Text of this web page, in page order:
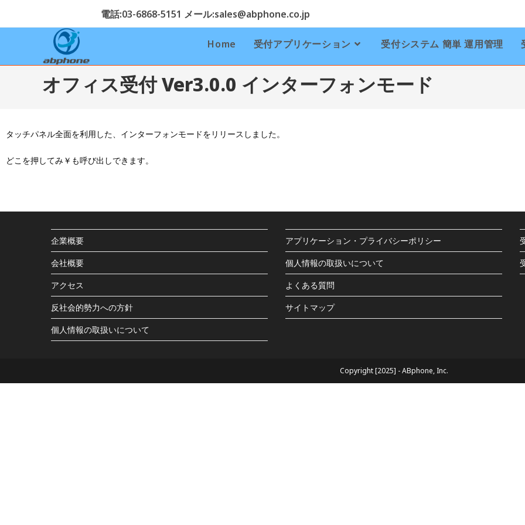
電話:03-6868-5151 メール:sales@abphone.co.jp
Home 受付アプリケーション 受付システム 簡単 運用管理
オフィス受付 Ver3.0.0 インターフォンモード
タッチパネル全面を利用した、インターフォンモードをリリースしました。
どこを押してみ￥も呼び出しできます。
企業概要
会社概要
アクセス
反社会的勢力への方針
個人情報の取扱いについて
アプリケーション・プライバシーポリシー
個人情報の取扱いについて
よくある質問
サイトマップ
Copyright [2025] - ABphone, Inc.